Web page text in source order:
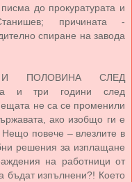
до прокуратурата и
причината -
спиране на завода
ПОЛОВИНА СЛЕД
и три години след
не са се променили
ако изобщо ги е
повече – влезлите в
решения за изплащане
на работници от
бъдат изпълнени?! Което